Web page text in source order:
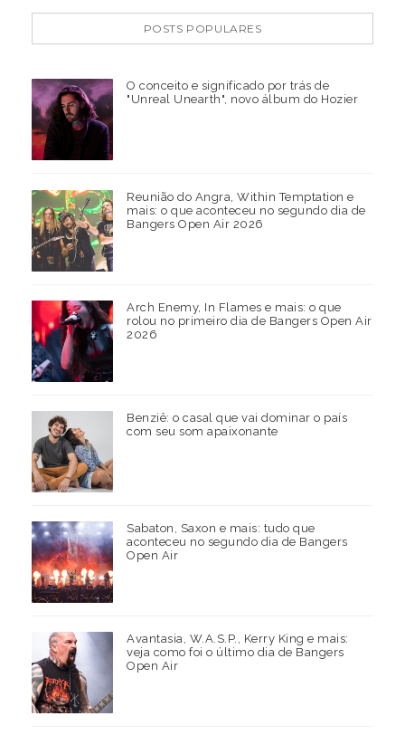
POSTS POPULARES
O conceito e significado por trás de
"Unreal Unearth", novo álbum do Hozier
Reunião do Angra, Within Temptation e
mais: o que aconteceu no segundo dia de
Bangers Open Air 2026
Arch Enemy, In Flames e mais: o que
rolou no primeiro dia de Bangers Open Air
2026
Benziê: o casal que vai dominar o país
com seu som apaixonante
Sabaton, Saxon e mais: tudo que
aconteceu no segundo dia de Bangers
Open Air
Avantasia, W.A.S.P., Kerry King e mais:
veja como foi o último dia de Bangers
Open Air